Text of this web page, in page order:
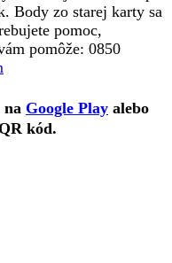
Body zo starej karty sa
pomoc,
pomôže: 0850
na Google Play alebo
kód.